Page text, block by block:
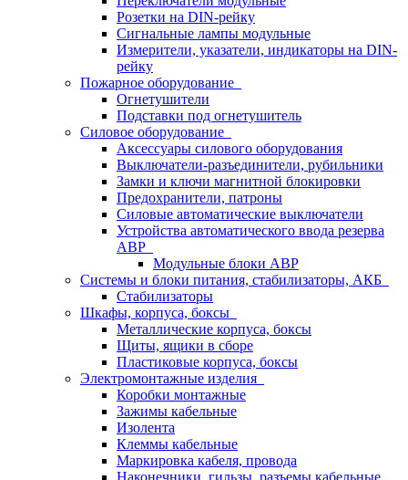
Розетки на DIN-рейку
Сигнальные лампы модульные
Измерители, указатели, индикаторы на DIN-
рейку
Пожарное оборудование
Огнетушители
Подставки под огнетушитель
Силовое оборудование
Аксессуары силового оборудования
Выключатели-разъединители, рубильники
Замки и ключи магнитной блокировки
Предохранители, патроны
Силовые автоматические выключатели
Устройства автоматического ввода резерва
АВР
Модульные блоки АВР
Системы и блоки питания, стабилизаторы, АКБ
Стабилизаторы
Шкафы, корпуса, боксы
Металлические корпуса, боксы
Щиты, ящики в сборе
Пластиковые корпуса, боксы
Электромонтажные изделия
Коробки монтажные
Зажимы кабельные
Изолента
Клеммы кабельные
Маркировка кабеля, провода
Наконечники, гильзы, разъемы кабельные